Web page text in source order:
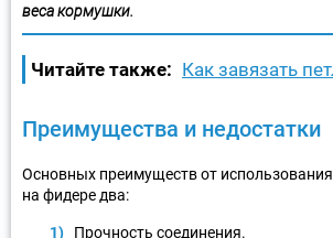
веса кормушки.
Читайте также: Как завязать
Преимущества и недостатки
Основных преимуществ от использования
на фидере два:
Прочность соединения.